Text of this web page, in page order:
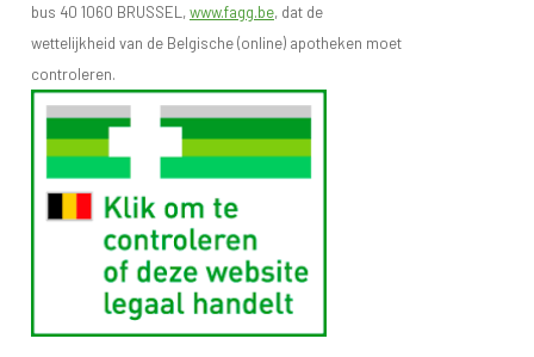
bus 40 1060 BRUSSEL,www.fagg.be, dat de
wettelijkheid van de Belgische (online) apotheken moet
controleren.